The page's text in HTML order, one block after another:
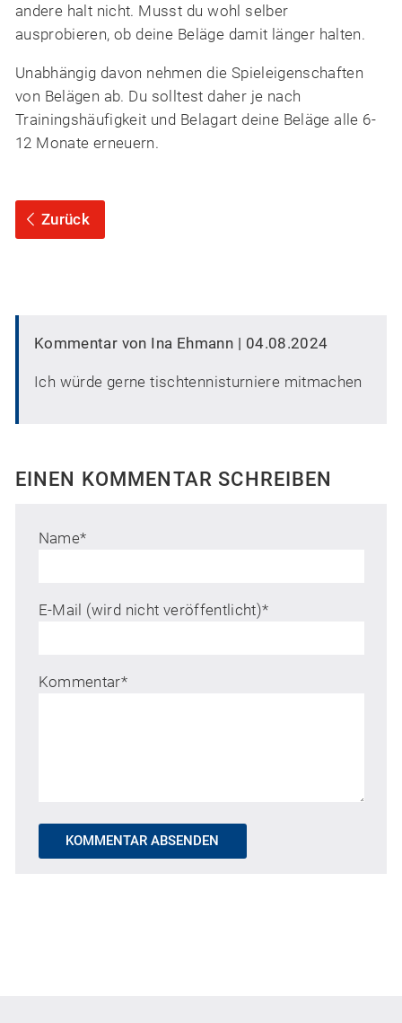
andere halt nicht. Musst du wohl selber
ausprobieren, ob deine Beläge damit länger halten.
Unabhängig davon nehmen die Spieleigenschaften
von Belägen ab. Du solltest daher je nach
Trainingshäufigkeit und Belagart deine Beläge alle 6-
12 Monate erneuern.
Zurück
Kommentar von Ina Ehmann | 04.08.2024
Ich würde gerne tischtennisturniere mitmachen
EINEN KOMMENTAR SCHREIBEN
Name*
E-Mail (wird nicht veröffentlicht)*
Kommentar*
KOMMENTAR ABSENDEN